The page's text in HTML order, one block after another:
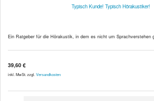
Typisch Kunde! Typisch Hörakustiker!
Ein Ratgeber für die Hörakustik, in dem es nicht um Sprachverstehen
39,60 €
inkl. MwSt. zzgl. Versandkosten